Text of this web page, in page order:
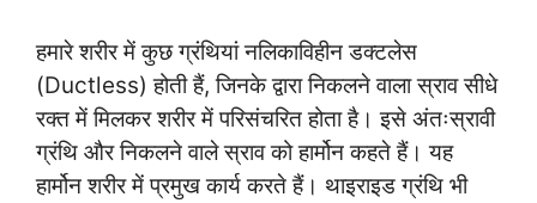
हमारे शरीर में कुछ ग्रंथियां नलिकाविहीन डक्टलेस
(Ductless) होती हैं, जिनके द्वारा निकलने वाला स्राव सीधे
रक्त में मिलकर शरीर में परिसंचरित होता है। इसे अंतःस्रावी
ग्रंथि और निकलने वाले स्राव को हार्मोन कहते हैं। यह
हार्मोन शरीर में प्रमुख कार्य करते हैं। थाइराइड ग्रंथि भी